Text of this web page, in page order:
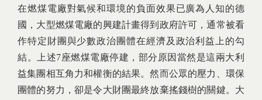
在燃煤電廠對氣候和環境的負面效果已廣為人知的德
國，大型燃煤電廠的興建計畫得到政府許可，通常被看
作特定財團與少數政治團體在經濟及政治利益上的勾
結。上述7座燃煤電廠停建，部分原因當然是這兩大利
益集團相互角力和權衡的結果。然而公眾的壓力、環保
團體的努力，卻是令大財團最終放棄搖錢樹的關鍵。大